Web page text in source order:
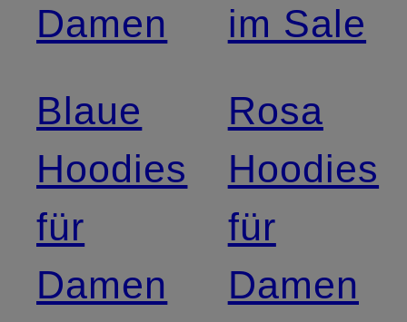
Damen
Blaue
Hoodies
für
Damen
im Sale
Rosa
Hoodies
für
Damen